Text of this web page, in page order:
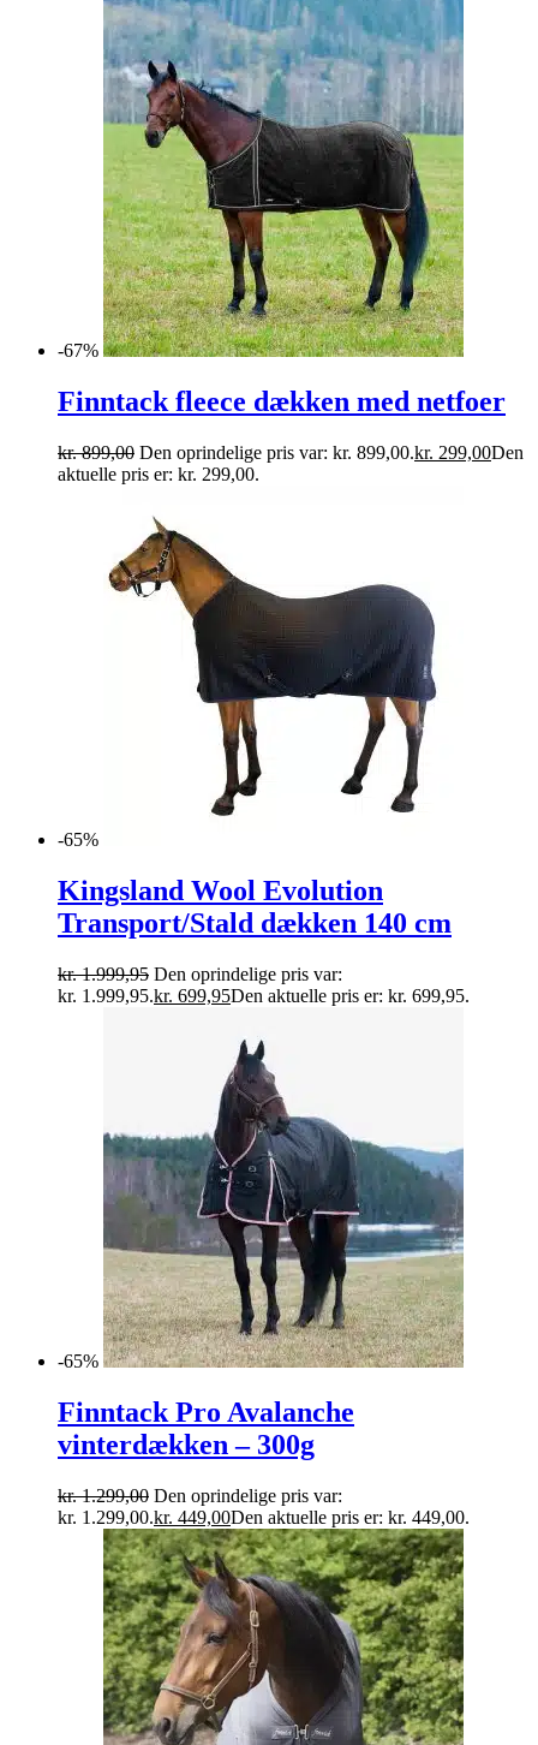
-67%
Finntack fleece dækken med netfoer
kr.899,00 Den oprindelige pris var: kr. 899,00.kr. 299,00Den
aktuelle pris er: kr. 299,00.
-65%
Kingsland Wool Evolution
Transport/Stald dækken 140 cm
kr.1.999,95 Den oprindelige pris var:
kr. 1.999,95.kr. 699,95Den aktuelle pris er: kr. 699,95.
-65%
Finntack Pro Avalanche
vinterdækken – 300g
kr.1.299,00 Den oprindelige pris var:
kr. 1.299,00.kr. 449,00Den aktuelle pris er: kr. 449,00.